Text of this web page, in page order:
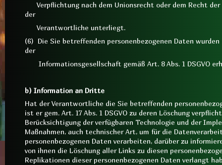
Verpflichtung nach dem Unionsrecht oder dem Recht
der
Verantwortliche unterliegt.
(6) Die Sie betreffenden personenbezogenen Daten
der
Informationsgesellschaft gemäß Art. 8 Abs. 1 DSGVO
b) Information an Dritte
Hat der Verantwortliche die Sie betreffenden
ist er gem. Art. 17 Abs. 1 DSGVO zu deren Löschung
Berücksichtigung der verfügbaren Technologie und der
Maßnahmen, auch technischer Art, um für die
personenbezogenen Daten verarbeiten, darüber zu
von ihnen die Löschung aller Links zu diesen
Replikationen dieser personenbezogenen Daten verlangt